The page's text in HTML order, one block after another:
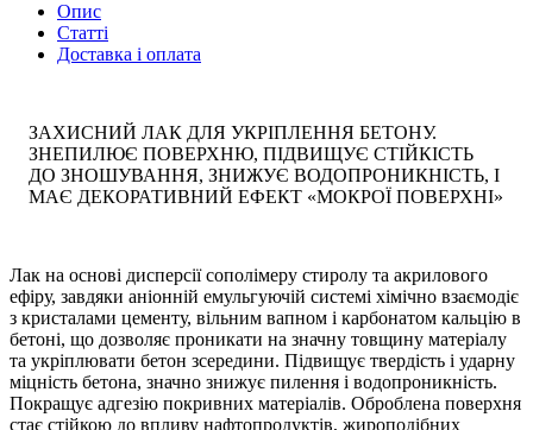
Опис
Статті
Доставка і оплата
ЗАХИСНИЙ ЛАК ДЛЯ УКРІПЛЕННЯ БЕТОНУ.
ЗНЕПИЛЮЄ ПОВЕРХНЮ, ПІДВИЩУЄ СТІЙКІСТЬ
ДО ЗНОШУВАННЯ, ЗНИЖУЄ ВОДОПРОНИКНІСТЬ, І
МАЄ ДЕКОРАТИВНИЙ ЕФЕКТ «МОКРОЇ ПОВЕРХНІ»
Лак на основі дисперсії сополімеру стиролу та акрилового
ефіру, завдяки аніонній емульгуючій системі хімічно взаємодіє
з кристалами цементу, вільним вапном і карбонатом кальцію в
бетоні, що дозволяє проникати на значну товщину матеріалу
та укріплювати бетон зсередини. Підвищує твердість і ударну
міцність бетона, значно знижує пилення і водопроникність.
Покращує адгезію покривних матеріалів. Оброблена поверхня
стає стійкою до впливу нафтопродуктів, жироподібних